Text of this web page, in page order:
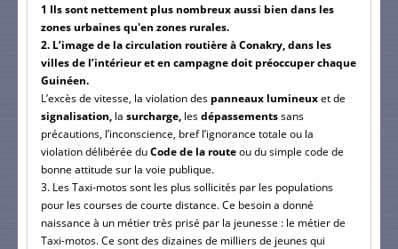
1 Ils sont nettement plus nombreux aussi bien dans les
zones urbaines qu'en zones rurales.
2. L’image de la circulation routière à Conakry, dans les
villes de l’intérieur et en campagne doit préoccuper chaque
Guinéen.
L’excès de vitesse, la violation des panneaux lumineuxet de
signalisation, la surcharge, lesdépassementssans
précautions, l’inconscience, bref l’ignorance totale ou la
violation délibérée duCode de la routeou du simple code de
bonne attitude sur la voie publique.
3. Les Taxi-motos sont les plus sollicités par les populations
pour les courses de courte distance. Ce besoin a donné
naissance à un métier très prisé par la jeunesse : le métier de
Taxi-motos.Ce sont des dizaines de milliers de jeunes qui